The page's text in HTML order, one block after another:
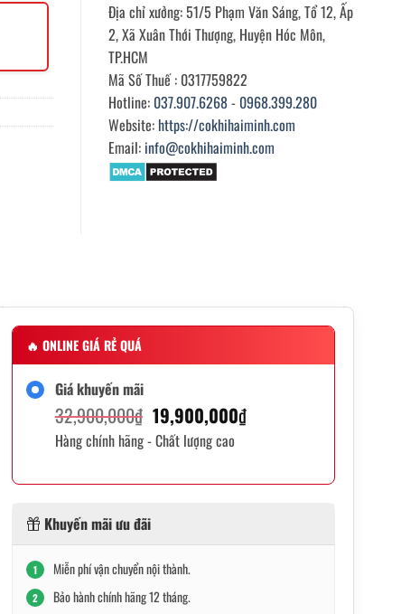
Địa chỉ xưởng: 51/5 Phạm Văn Sáng, Tổ 12, Ấp
2, Xã Xuân Thới Thượng, Huyện Hóc Môn,
TP.HCM
Mã Số Thuế : 0317759822
Hotline: 037.907.6268- 0968.399.280
Website: https://cokhihaiminh.com
Email: info@cokhihaiminh.com
🔥 ONLINE GIÁ RẺ QUÁ
Giá khuyến mãi
32,900,000₫ Giá
gốc
19,900,000₫Giá
Hàng chính hãng - Chất lượng cao
Khuyến mãi ưu đãi
1 Miễn phí vận chuyển nội thành.
2 Bảo hành chính hãng 12 tháng.